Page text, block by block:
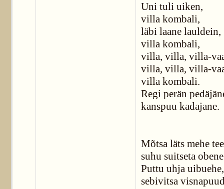
Uni tuli uiken,
villa kombali,
läbi laane lauldein,
villa kombali,
villa, villa, villa-
villa, villa, villa-
villa kombali.
Regi perän
kanspuu kadajane.
Mõtsa läts mehe
suhu suitseta
Puttu uhja uibuehe,
sebivitsa